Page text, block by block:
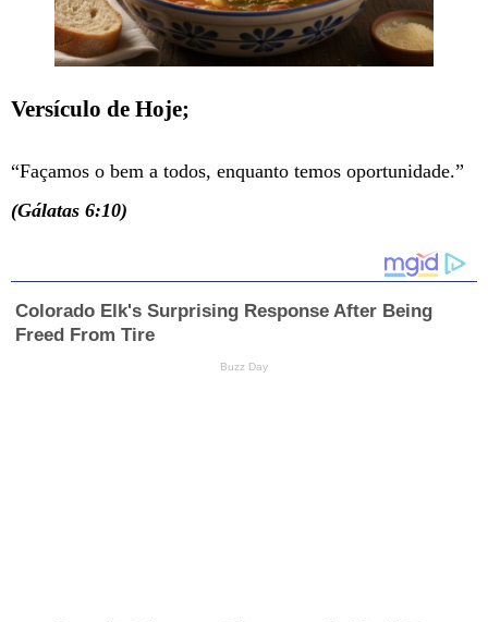
Versículo de Hoje;
“Façamos o bem a todos, enquanto temos oportunidade.”
(Gálatas 6:10)